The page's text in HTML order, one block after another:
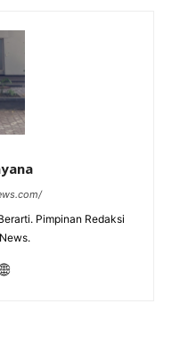
Pimpinan Redaksi